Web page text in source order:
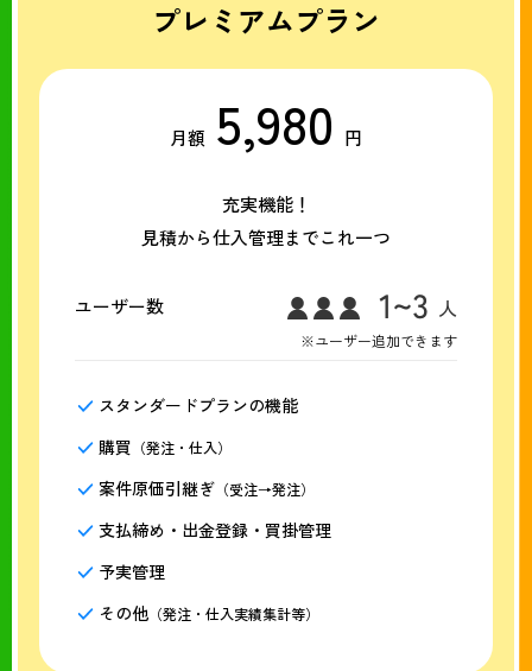
プレミアムプラン
月額 5,980 円
充実機能！
見積から仕入管理までこれ一つ
ユーザー数
※ユーザー追加できます
スタンダードプランの機能
購買 （発注・仕入）
案件原価引継ぎ （受注→発注）
支払締め・出金登録・買掛管理
予実管理
その他 （発注・仕入実績集計等）